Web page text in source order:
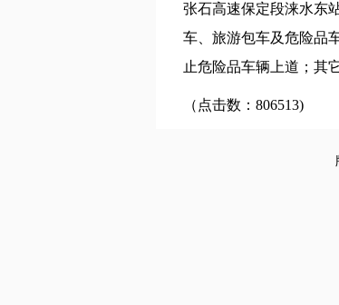
张石高速保定段涞水东
车、旅游包车及危险品
止危险品车辆上道；其
（点击数：806513)